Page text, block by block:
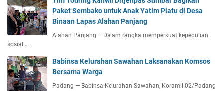
Paket Sembako untuk Anak Yatim Piatu di Desa
Binaan Lapas Alahan Panjang
Alahan Panjang – Dalam rangka memperkuat kepedulian
sosial …
Babinsa Kelurahan Sawahan Laksanakan Komsos
Bersama Warga
Padang — Babinsa Kelurahan Sawahan, Koramil 02/Padang